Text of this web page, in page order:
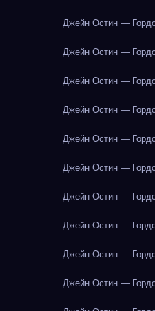
Джейн Остин —
Джейн Остин —
Джейн Остин —
Джейн Остин —
Джейн Остин —
Джейн Остин —
Джейн Остин —
Джейн Остин —
Джейн Остин —
Джейн Остин —